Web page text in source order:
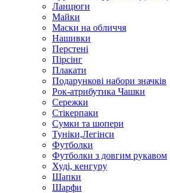
Ланцюги
Майки
Маски на обличчя
Нашивки
Перстені
Пірсінг
Плакати
Подарункові набори значків
Рок-атрибутика Чашки
Сережки
Стікерпаки
Сумки та шопери
Туніки,Легінси
Футболки
Футболки з довгим рукавом
Худі, кенгуру
Шапки
Шарфи